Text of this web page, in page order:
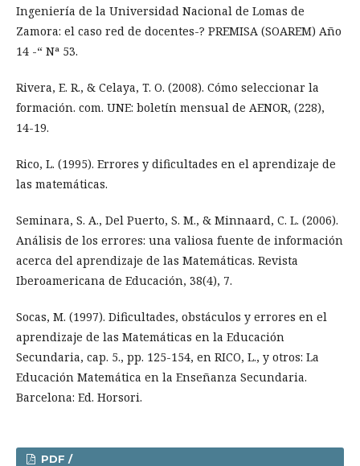
Ingeniería de la Universidad Nacional de Lomas de
Zamora: el caso red de docentes-? PREMISA (SOAREM) Año
14 -“ Nª 53.
Rivera, E. R., & Celaya, T. O. (2008). Cómo seleccionar la
formación. com. UNE: boletín mensual de AENOR, (228),
14-19.
Rico, L. (1995). Errores y dificultades en el aprendizaje de
las matemáticas.
Seminara, S. A., Del Puerto, S. M., & Minnaard, C. L. (2006).
Análisis de los errores: una valiosa fuente de información
acerca del aprendizaje de las Matemáticas. Revista
Iberoamericana de Educación, 38(4), 7.
Socas, M. (1997). Dificultades, obstáculos y errores en el
aprendizaje de las Matemáticas en la Educación
Secundaria, cap. 5., pp. 125-154, en RICO, L., y otros: La
Educación Matemática en la Enseñanza Secundaria.
Barcelona: Ed. Horsori.
PDF /